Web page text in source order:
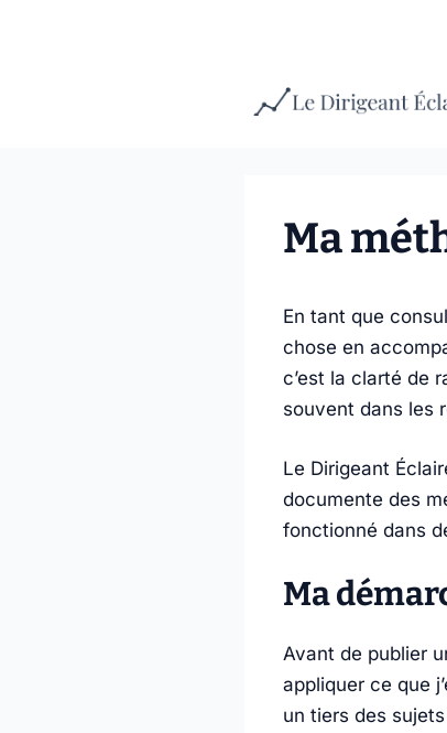
Ma
En tant que
chose en
c’est la clarté de
souvent dans les
Le Dirigeant
documente des
fonctionné dans
Ma
Avant de publier
appliquer ce que
un tiers des